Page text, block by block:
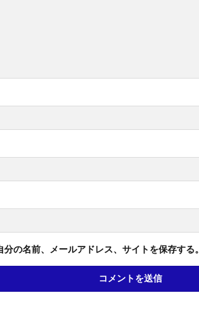
の名前、メールアドレス、サイトを保存する。